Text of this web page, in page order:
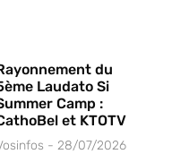
du
Laudato Si
Camp :
et KTOTV
28/07/2026